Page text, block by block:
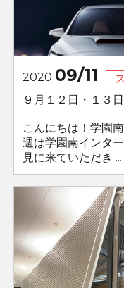
2020 09/11
９月１２日・１３
こんにちは！学園
週は学園南インタ
見に来ていただき ...